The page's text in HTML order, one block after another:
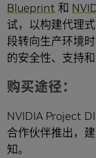
Blueprint 和
试，以构建代理
段转向生产环境
的安全性、支持
购买途径：
NVIDIA Project
合作伙伴推出，
知。